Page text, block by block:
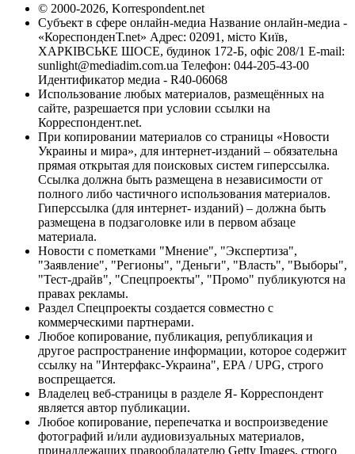
© 2000-2026, Korrespondent.net
Субъект в сфере онлайн-медиа Название онлайн-медиа -
«КореспонденТ.net» Адрес: 02091, місто Київ,
ХАРКІВСЬКЕ ШОСЕ, будинок 172-Б, офіс 208/1 E-mail:
sunlight@mediadim.com.ua Телефон: 044-205-43-00
Идентификатор медиа - R40-06068
Использование любых материалов, размещённых на
сайте, разрешается при условии ссылки на
Корреспондент.net.
При копировании материалов со страницы «Новости
Украины и мира», для интернет-изданий – обязательна
прямая открытая для поисковых систем гиперссылка.
Ссылка должна быть размещена в независимости от
полного либо частичного использования материалов.
Гиперссылка (для интернет- изданий) – должна быть
размещена в подзаголовке или в первом абзаце
материала.
Новости с пометками "Мнение", "Экспертиза",
"Заявление", "Регионы", "Деньги", "Власть", "Выборы",
"Тест-драйв", "Спецпроекты", "Промо" публикуются на
правах рекламы.
Раздел Спецпроекты создается совместно с
коммерческими партнерами.
Любое копирование, публикация, републикация и
другое распространение информации, которое содержит
ссылку на "Интерфакс-Украина", EPA / UPG, строго
воспрещается.
Владелец веб-страницы в разделе Я- Корреспондент
является автор публикации.
Любое копирование, перепечатка и воспроизведение
фотографий и/или аудиовизуальных материалов,
принадлежащих правообладателю Getty Images, строго